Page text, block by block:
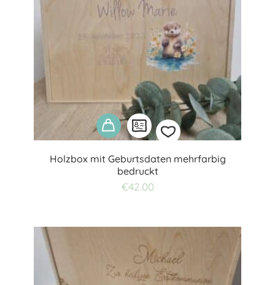
Holzbox mit Geburtsdaten mehrfarbig
bedruckt
€42.00Add
wishlist